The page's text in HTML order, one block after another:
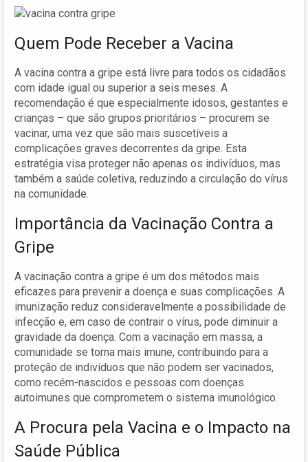
Quem Pode Receber a Vacina
A vacina contra a gripe está livre para todos os cidadãos
com idade igual ou superior a seis meses. A
recomendação é que especialmente idosos, gestantes e
crianças – que são grupos prioritários – procurem se
vacinar, uma vez que são mais suscetíveis a
complicações graves decorrentes da gripe. Esta
estratégia visa proteger não apenas os indivíduos, mas
também a saúde coletiva, reduzindo a circulação do vírus
na comunidade.
Importância da Vacinação Contra a
Gripe
A vacinação contra a gripe é um dos métodos mais
eficazes para prevenir a doença e suas complicações. A
imunização reduz consideravelmente a possibilidade de
infecção e, em caso de contrair o vírus, pode diminuir a
gravidade da doença. Com a vacinação em massa, a
comunidade se torna mais imune, contribuindo para a
proteção de indivíduos que não podem ser vacinados,
como recém-nascidos e pessoas com doenças
autoimunes que comprometem o sistema imunológico.
A Procura pela Vacina e o Impacto na
Saúde Pública